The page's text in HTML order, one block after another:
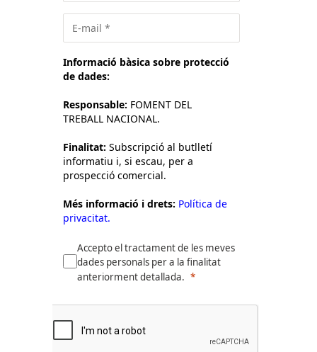
Informació bàsica sobre protecció
de dades:
Responsable: FOMENT DEL
TREBALL NACIONAL.
Finalitat: Subscripció al butlletí
informatiu i, si escau, per a
prospecció comercial.
Més informació i drets: Política de
privacitat.
Accepto el tractament de les meves
dades personals per a la finalitat
anteriorment detallada.